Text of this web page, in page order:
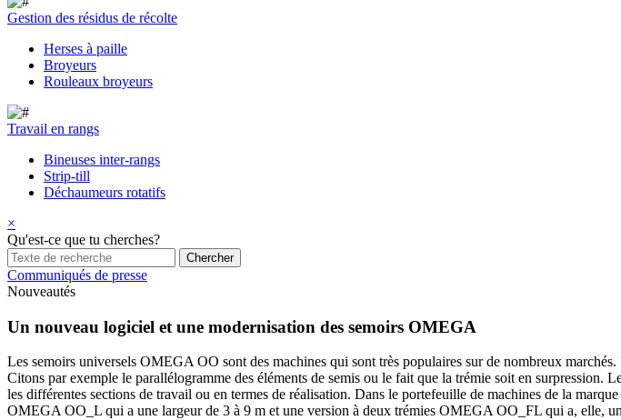
Gestion des résidus de récolte
Herses à paille
Broyeurs
Rouleaux broyeurs
Travail en rangs
Bineuses inter-rangs
Strip-till
Déchaumeurs rotatifs
×
Qu'est-ce que tu cherches?
Communiqués de presse
Nouveautés
Un nouveau logiciel et une modernisation des semoirs OMEGA
Les semoirs universels OMEGA OO sont des machines qui sont très populaires sur de nombreux
Citons par exemple le parallélogramme des éléments de semis ou le fait que la trémie soit en
les différentes sections de travail ou en termes de réalisation. Dans le portefeuille de machines de la
OMEGA OO_L qui a une largeur de 3 à 9 m et une version à deux trémies OMEGA OO_FL qui a, elle,